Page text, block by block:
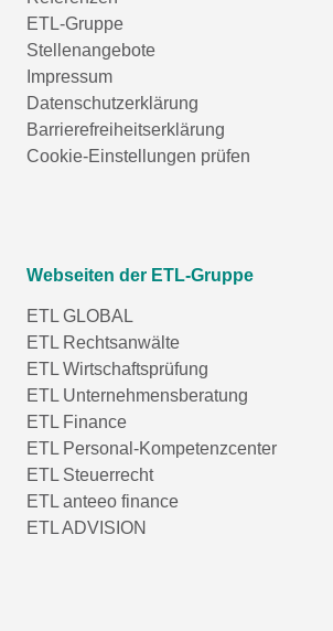
ETL-Gruppe
Stellenangebote
Impressum
Datenschutzerklärung
Barrierefreiheitserklärung
Cookie-Einstellungen prüfen
Webseiten der ETL-Gruppe
ETL GLOBAL
ETL Rechtsanwälte
ETL Wirtschaftsprüfung
ETL Unternehmensberatung
ETL Finance
ETL Personal-Kompetenzcenter
ETL Steuerrecht
ETL anteeo finance
ETL ADVISION